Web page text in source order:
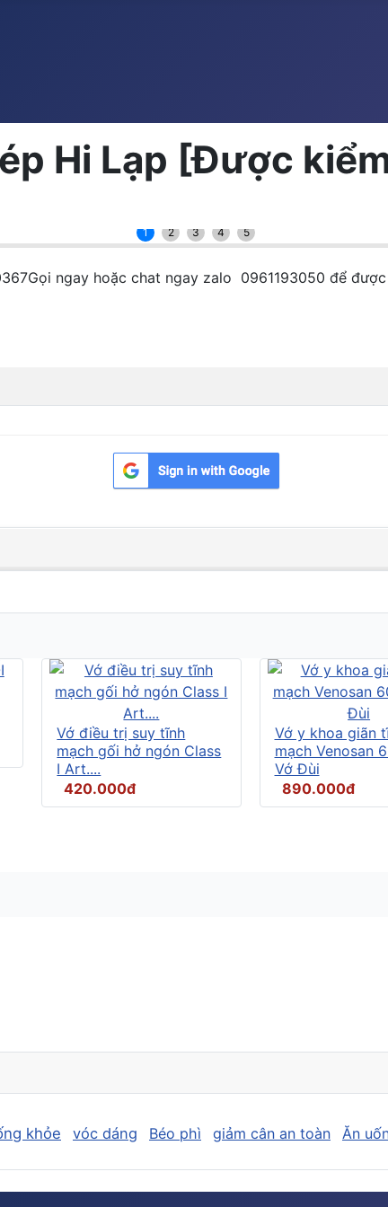
Hi Lạp [Được
1 2 3 4 5
ngay hoặc chat ngay zalo 0961193050 để
Vớ điều trị suy tĩnh
mạch gối hở ngón Class
I Art....
420.000đ
Vớ y khoa giãn
mạch Venosan
Vớ Đùi
890.000đ
khỏe vóc dáng Béo phì giảm cân an toàn Ăn